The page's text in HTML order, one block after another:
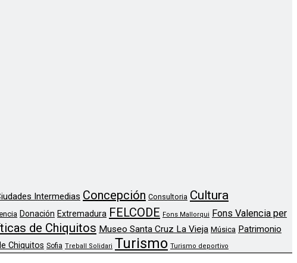
Intermedias Concepción Consultoria Cultura
Donación Extremadura FELCODE Fons Mallorqui
Fons Valencia per
de Chiquitos Museo Santa Cruz La Vieja Música Patrimonio
Chiquitos Sofia Treball Solidari Turismo Turismo deportivo